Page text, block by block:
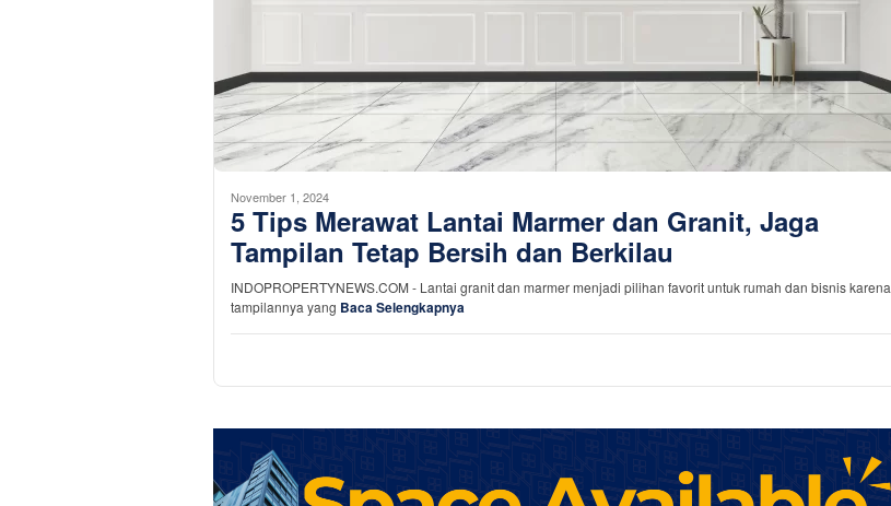
November 1, 2024
5 Tips Merawat Lantai Marmer dan Granit, Jaga
Tampilan Tetap Bersih dan Berkilau
INDOPROPERTYNEWS.COM - Lantai granit dan marmer menjadi pilihan favorit untuk rumah dan bisnis karena
tampilannya yang Baca Selengkapnya